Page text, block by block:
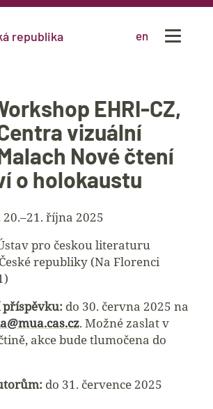
republika en
EHRI-CZ,
vizuální
Nové čtení
o holokaustu
20.–21. října 2025
pro českou literaturu
republiky (Na Florenci
příspěvku: do 30. června 2025 na
. Možné zaslat v
akce bude tlumočena do
do 31. července 2025